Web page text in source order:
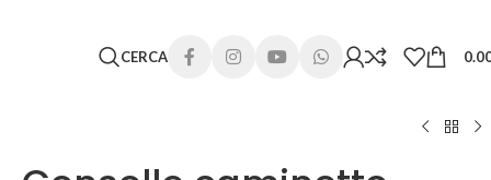
CERCA